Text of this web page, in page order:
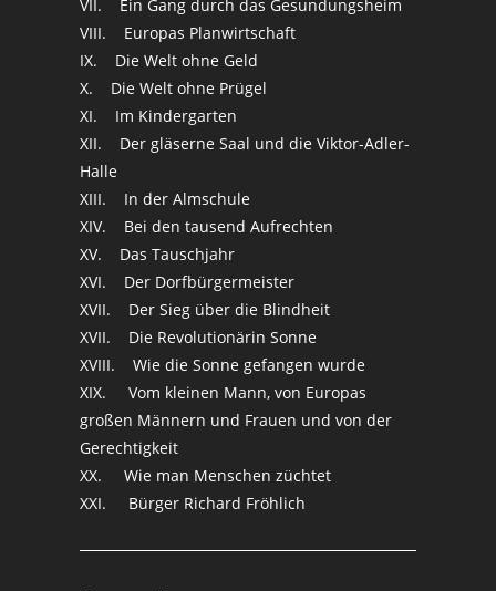
VII. Ein Gang durch das Gesundungsheim
VIII. Europas Planwirtschaft
IX. Die Welt ohne Geld
X. Die Welt ohne Prügel
XI. Im Kindergarten
XII. Der gläserne Saal und die Viktor-Adler-
Halle
XIII. In der Almschule
XIV. Bei den tausend Aufrechten
XV. Das Tauschjahr
XVI. Der Dorfbürgermeister
XVII. Der Sieg über die Blindheit
XVII. Die Revolutionärin Sonne
XVIII. Wie die Sonne gefangen wurde
XIX. Vom kleinen Mann, von Europas
großen Männern und Frauen und von der
Gerechtigkeit
XX. Wie man Menschen züchtet
XXI. Bürger Richard Fröhlich